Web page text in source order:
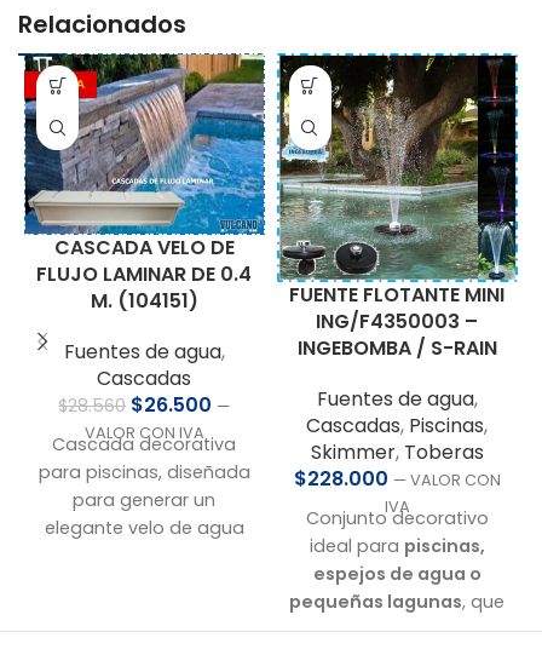
Relacionados
OFERTA
CASCADA VELO DE
FLUJO LAMINAR DE 0.4
M. (104151)
Fuentes de agua,
Cascadas
$28.560 $26.500 —
VALOR CON IVA
Cascada decorativa
para piscinas, diseñada
para generar un
elegante velo de agua
ABS de alta resistencia,
FUENTE FLOTANTE MINI
ING/F4350003 –
INGEBOMBA / S-RAIN
Fuentes de agua,
Cascadas, Piscinas,
Skimmer, Toberas
$228.000 — VALOR CON
IVA
Conjunto decorativo
ideal para piscinas,
espejos de agua o
pequeñas lagunas, que
combina agua y luz en